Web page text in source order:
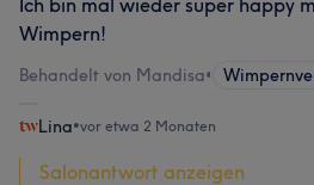
Ich bin mal wieder super happy
Wimpern!
Behandelt von Mandisa•
Lina•vor etwa 2 Monaten
Salonantwort anzeigen